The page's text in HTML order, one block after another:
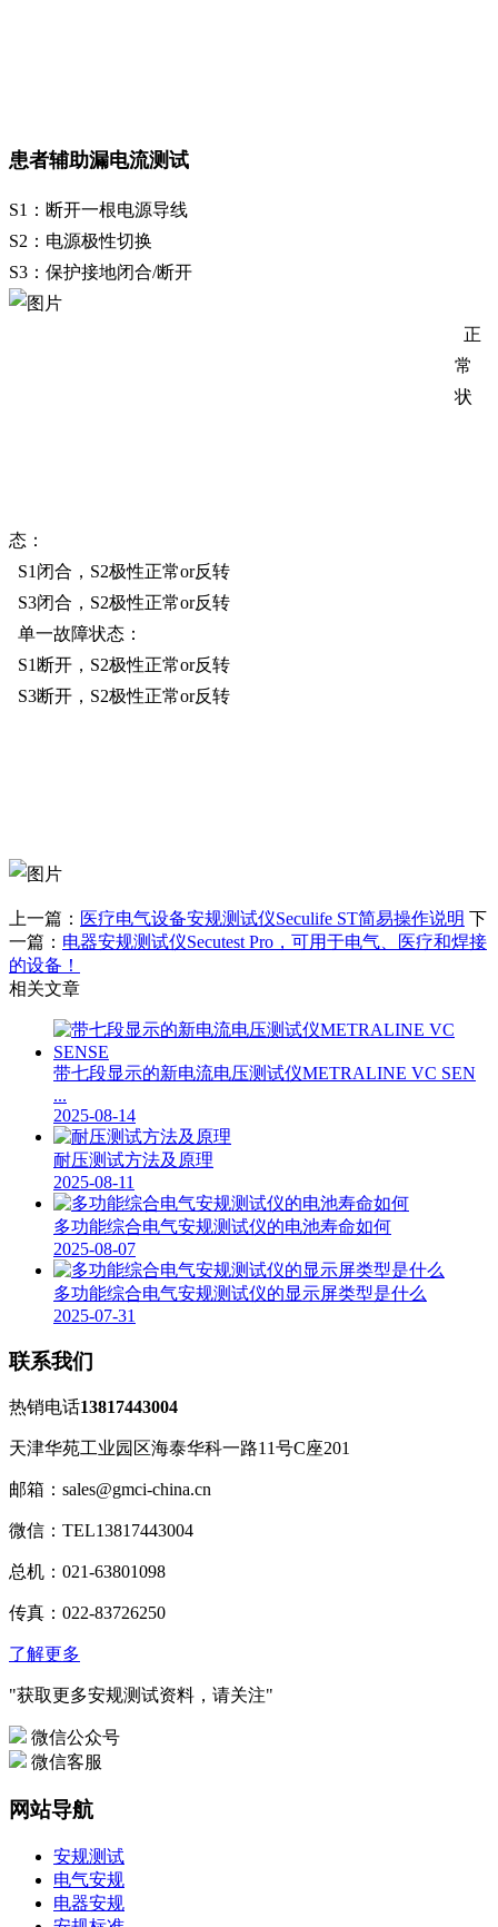
患者辅助漏电流测试
S1：断开一根电源导线
S2：电源极性切换
S3：保护接地闭合/断开
正
常
状
态：
S1闭合，S2极性正常or反转
S3闭合，S2极性正常or反转
单一故障状态：
S1断开，S2极性正常or反转
S3断开，S2极性正常or反转
上一篇： 医疗电气设备安规测试仪Seculife ST简易操作说明 下
一篇： 电器安规测试仪Secutest Pro，可用于电气、医疗和焊接
的设备！
相关文章
带七段显示的新电流电压测试仪METRALINE VC SEN
...
2025-08-14
耐压测试方法及原理
2025-08-11
多功能综合电气安规测试仪的电池寿命如何
2025-08-07
多功能综合电气安规测试仪的显示屏类型是什么
2025-07-31
联系我们
热销电话13817443004
天津华苑工业园区海泰华科一路11号C座201
邮箱：sales@gmci-china.cn
微信：TEL13817443004
总机：021-63801098
传真：022-83726250
了解更多
"获取更多安规测试资料，请关注"
微信公众号
微信客服
网站导航
安规测试
电气安规
电器安规